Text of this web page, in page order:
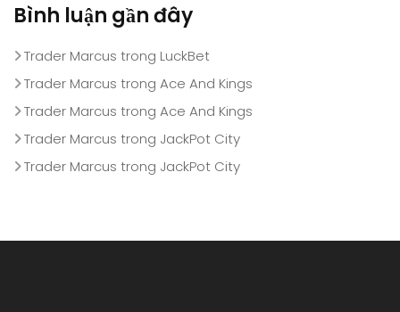
Bình luận gần đây
Trader Marcus trong LuckBet
Trader Marcus trong Ace And Kings
Trader Marcus trong Ace And Kings
Trader Marcus trong JackPot City
Trader Marcus trong JackPot City